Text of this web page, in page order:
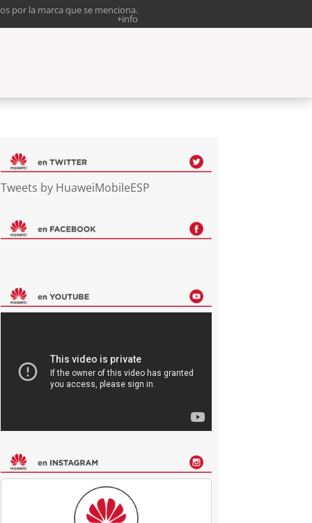
por la marca que se menciona.
+info
Tweets by HuaweiMobileESP